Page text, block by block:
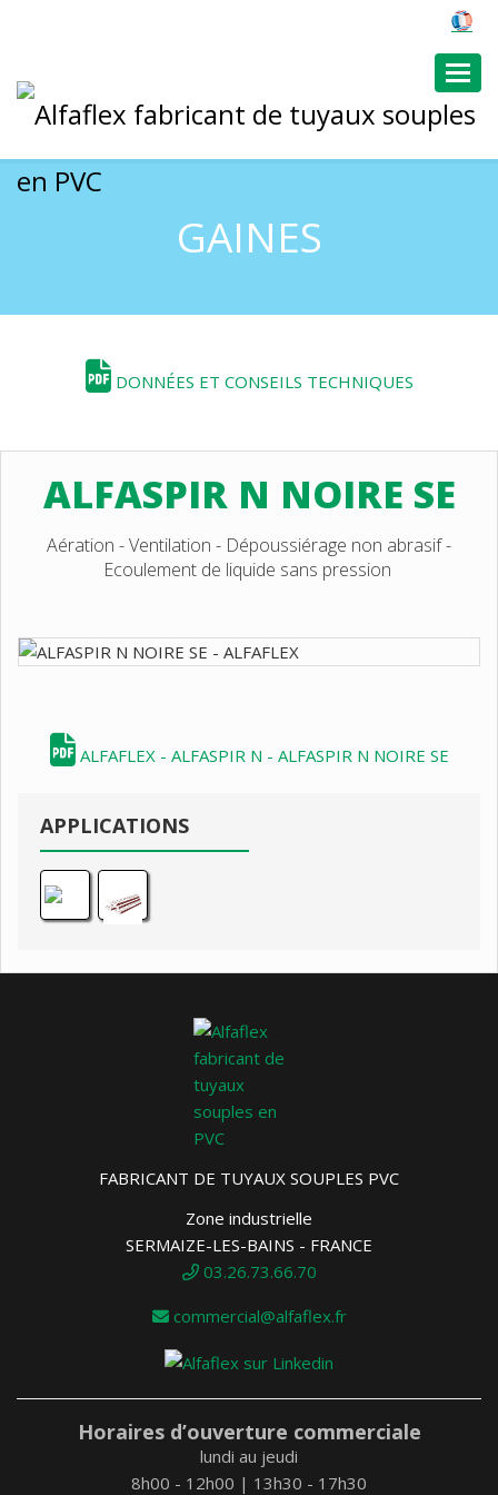
GAINES
DONNÉES ET CONSEILS TECHNIQUES
ALFASPIR N NOIRE SE
Aération - Ventilation - Dépoussiérage non abrasif -
Ecoulement de liquide sans pression
ALFAFLEX - ALFASPIR N - ALFASPIR N NOIRE SE
APPLICATIONS
FABRICANT DE TUYAUX SOUPLES PVC
Zone industrielle
SERMAIZE-LES-BAINS - FRANCE
03.26.73.66.70
commercial@alfaflex.fr
Horaires d’ouverture commerciale
lundi au jeudi
8h00 - 12h00 | 13h30 - 17h30